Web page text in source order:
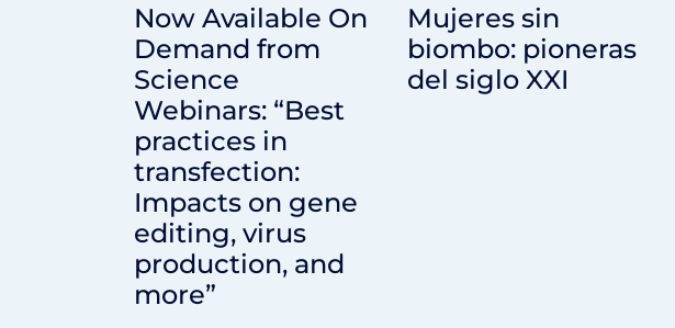
Now Available On
Demand from
Science
Webinars: “Best
practices in
transfection:
Impacts on gene
editing, virus
production, and
more”
Mujeres sin
biombo: pioneras
del siglo XXI